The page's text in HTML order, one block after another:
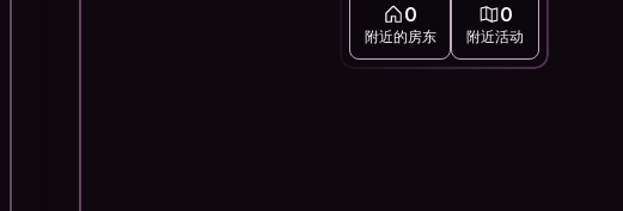
0
附近的房东
0
附近活动